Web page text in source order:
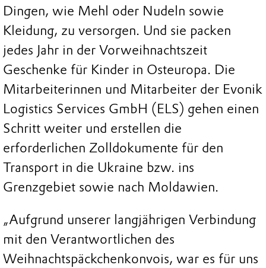
Dingen, wie Mehl oder Nudeln sowie
Kleidung, zu versorgen. Und sie packen
jedes Jahr in der Vorweihnachtszeit
Geschenke für Kinder in Osteuropa. Die
Mitarbeiterinnen und Mitarbeiter der Evonik
Logistics Services GmbH (ELS) gehen einen
Schritt weiter und erstellen die
erforderlichen Zolldokumente für den
Transport in die Ukraine bzw. ins
Grenzgebiet sowie nach Moldawien.
„Aufgrund unserer langjährigen Verbindung
mit den Verantwortlichen des
Weihnachtspäckchenkonvois, war es für uns